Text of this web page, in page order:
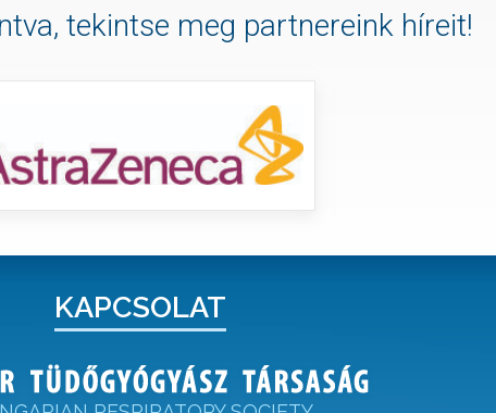
tekintse meg partnereink híreit!
KAPCSOLAT